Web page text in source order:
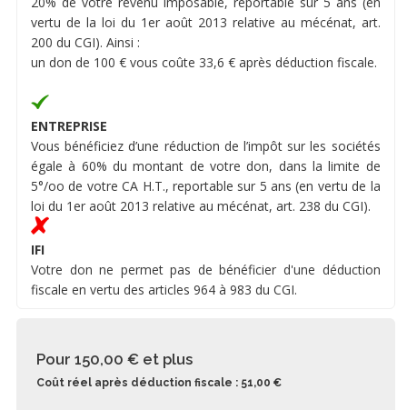
vertu de la loi du 1er août 2013 relative au mécénat, art.
200 du CGI). Ainsi :
un don de 100 € vous coûte 33,6 € après déduction fiscale.
ENTREPRISE
Vous bénéficiez d’une réduction de l’impôt sur les sociétés
égale à 60% du montant de votre don, dans la limite de
5°/oo de votre CA H.T., reportable sur 5 ans (en vertu de la
loi du 1er août 2013 relative au mécénat, art. 238 du CGI).
IFI
Votre don ne permet pas de bénéficier d'une déduction
fiscale en vertu des articles 964 à 983 du CGI.
Pour 150,00 € et plus
Coût réel après déduction fiscale : 51,00 €